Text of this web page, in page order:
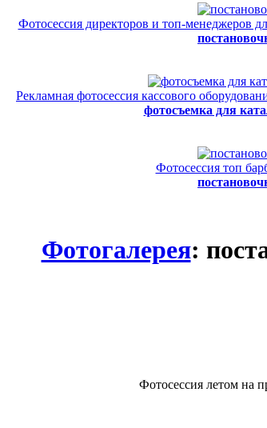
Фотосессия директоров и топ-менеджеров
Рекламная фотосессия кассового
фотосъемка для
Фотосессия топ
Фотогалерея:
Фотосессия летом на